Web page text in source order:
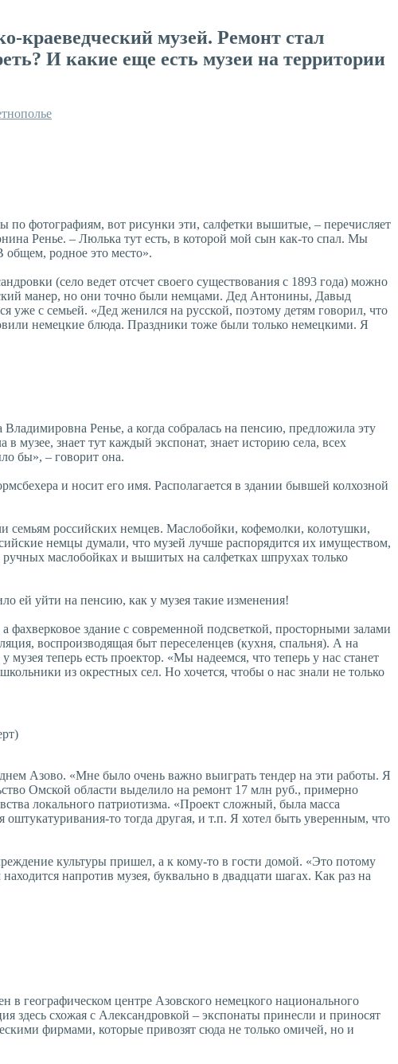
краеведческий музей. Ремонт стал
И какие еще есть музеи на территории
фотографиям, вот рисунки эти, салфетки вышитые, – перечисляет
Ренье. – Люлька тут есть, в которой мой сын как-то спал. Мы
общем, родное это место».
(село ведет отсчет своего существования с 1893 года) можно
манер, но они точно были немцами. Дед Антонины, Давыд
с семьей. «Дед женился на русской, поэтому детям говорил, что
немецкие блюда. Праздники тоже были только немецкими. Я
Ренье, а когда собралась на пенсию, предложила эту
знает тут каждый экспонат, знает историю села, всех
бы», – говорит она.
и носит его имя. Располагается в здании бывшей колхозной
семьям российских немцев. Маслобойки, кофемолки, колотушки,
немцы думали, что музей лучше распорядится их имуществом,
маслобойках и вышитых на салфетках шпрухах только
ей уйти на пенсию, как у музея такие изменения!
фахверковое здание с современной подсветкой, просторными залами
воспроизводящая быт переселенцев (кухня, спальня). А на
теперь есть проектор. «Мы надеемся, что теперь у нас станет
из окрестных сел. Но хочется, чтобы о нас знали не только
Азово. «Мне было очень важно выиграть тендер на эти работы. Я
Омской области выделило на ремонт 17 млн руб., примерно
локального патриотизма. «Проект сложный, была масса
то тогда другая, и т.п. Я хотел быть уверенным, что
культуры пришел, а к кому-то в гости домой. «Это потому
напротив музея, буквально в двадцати шагах. Как раз на
в географическом центре Азовского немецкого национального
здесь схожая с Александровкой – экспонаты принесли и приносят
фирмами, которые привозят сюда не только омичей, но и